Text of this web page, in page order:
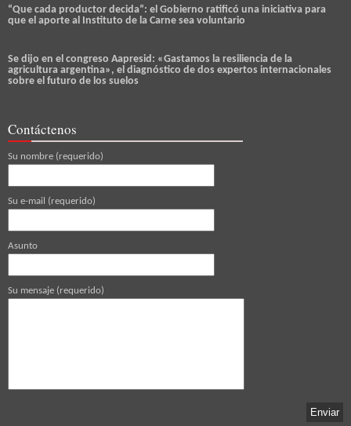
“Que cada productor decida”: el Gobierno ratificó una iniciativa para
que el aporte al Instituto de la Carne sea voluntario
Se dijo en el congreso Aapresid: «Gastamos la resiliencia de la
agricultura argentina», el diagnóstico de dos expertos internacionales
sobre el futuro de los suelos
Contáctenos
Su nombre (requerido)
Su e-mail (requerido)
Asunto
Su mensaje (requerido)